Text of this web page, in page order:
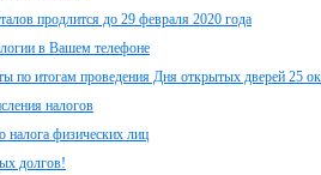
продлится до 29 февраля 2020 года
в Вашем телефоне
по итогам проведения Дня открытых дверей 25
налогов
налога физических лиц
долгов!